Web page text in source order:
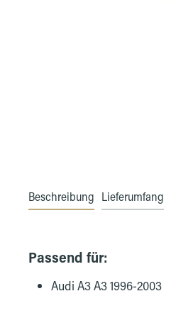
Beschreibung Lieferumfang
Passend für:
Audi A3 A3 1996-2003